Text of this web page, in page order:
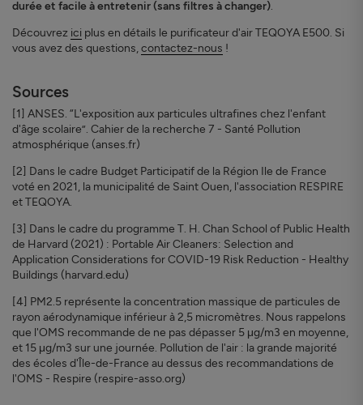
durée et facile à entretenir (sans filtres à changer).
Découvrez ici plus en détails le purificateur d'air TEQOYA E500. Si
vous avez des questions,contactez-nous !
Sources
[1] ANSES. “L'exposition aux particules ultrafines chez l'enfant
d'âge scolaire”. Cahier de la recherche 7 - Santé Pollution
atmosphérique (anses.fr)
[2] Dans le cadre Budget Participatif de la Région Ile de France
voté en 2021, la municipalité de Saint Ouen, l'association RESPIRE
et TEQOYA.
[3] Dans le cadre du programme T. H. Chan School of Public Health
de Harvard (2021) : Portable Air Cleaners: Selection and
Application Considerations for COVID-19 Risk Reduction - Healthy
Buildings (harvard.edu)
[4] PM2.5 représente la concentration massique de particules de
rayon aérodynamique inférieur à 2,5 micromètres. Nous rappelons
que l'OMS recommande de ne pas dépasser 5 μg/m3 en moyenne,
et 15 μg/m3 sur une journée. Pollution de l'air : la grande majorité
des écoles d'Île-de-France au dessus des recommandations de
l'OMS - Respire (respire-asso.org)